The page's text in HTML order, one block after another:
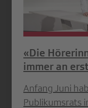
«Die
immer an
Anfang Juni
Publikumsrats